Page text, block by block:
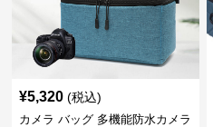
¥5,320 (税込)
カメラ バッグ 多機能防水カメラ